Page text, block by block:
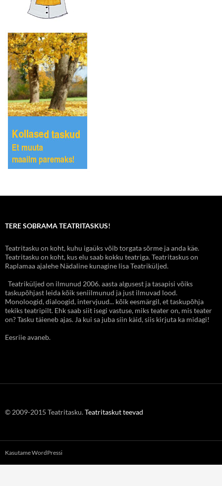
TERE SOBRAMA TEATRITASKUS!
Teatritasku on koht, kuhu igaüks võib torgata sõrme ja anda käe.
Teatritasku on koht, kus elu saab kokku teatriga. Teatritaskus on
Raplamaa ajalehe Nädaline kunagine lisa Teatriküljed.
Teatriküljed on ilmunud 2006. aasta algusest ja tasapisi võiks
taskupõhjast leida kõik seniilmunud ja just ilmuvad lood.
Monoloogid, dialoogid, intervjuud... kõik eesmärgil, et taskupõhja
tekiks teatripilt. Ehk saab siit isegi vastuse, miks teater on, mis teater
on? Tasku täieneb ajas. Ja kui sa juba siin käid, siis kirjuta ka midagi!
Eesriie avaneb.
© 2009-2015 Teatritasku.Teatritaskut teevad
Kasutame WordPressi